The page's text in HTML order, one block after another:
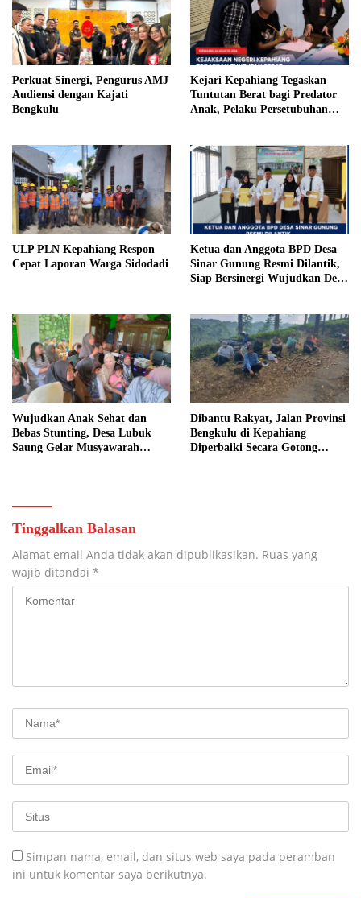
Perkuat Sinergi, Pengurus AMJ
Audiensi dengan Kajati
Bengkulu
Kejari Kepahiang Tegaskan
Tuntutan Berat bagi Predator
Anak, Pelaku Persetubuhan
Penjara
ULP PLN Kepahiang Respon
Cepat Laporan Warga Sidodadi
Ketua dan Anggota BPD Desa
Sinar Gunung Resmi Dilantik,
Siap Bersinergi Wujudkan Desa
Wujudkan Anak Sehat dan
Bebas Stunting, Desa Lubuk
Saung Gelar Musyawarah
Dibantu Rakyat, Jalan Provinsi
Bengkulu di Kepahiang
Diperbaiki Secara Gotong
Tinggalkan Balasan
Alamat email Anda tidak akan dipublikasikan. Ruas yang
wajib ditandai *
Simpan nama, email, dan situs web saya pada peramban
ini untuk komentar saya berikutnya.